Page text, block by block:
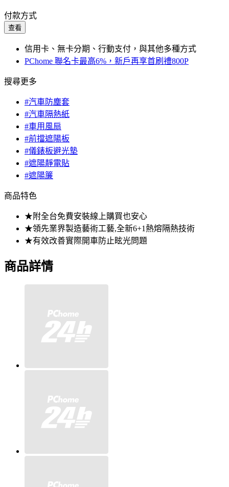
付款方式
查看
信用卡、無卡分期、行動支付，與其他多種方式
PChome 聯名卡最高6%，新戶再享首刷禮800P
搜尋更多
#汽車防塵套
#汽車隔熱紙
#車用風扇
#前擋遮陽板
#儀錶板避光墊
#遮陽靜電貼
#遮陽簾
商品特色
★附全台免費安裝線上購買也安心
★領先業界製造藝術工藝,全新6+1熱熔隔熱技術
★有效改善實際開車防止眩光問題
商品詳情